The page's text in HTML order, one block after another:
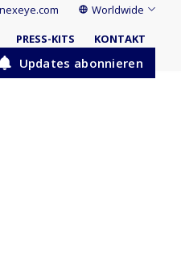
nexeye.com Worldwide
PRESS-KITS KONTAKT
Updates abonnieren